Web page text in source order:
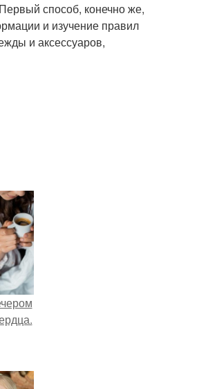
способ, конечно же,
и изучение правил
и аксессуаров,